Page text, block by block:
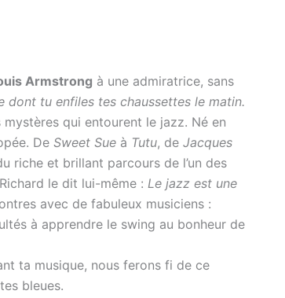
Armstrong à une admiratrice, sans
dont tu enfiles tes chaussettes le matin.
qui entourent le jazz. Né en
DeSweet Sue à Tutu, deJacques
riche et brillant parcours de l’un des
le dit lui-même : Le jazz est une
avec de fabuleux musiciens :
à apprendre le swing au bonheur de
ta musique, nous ferons fi de ce
bleues.